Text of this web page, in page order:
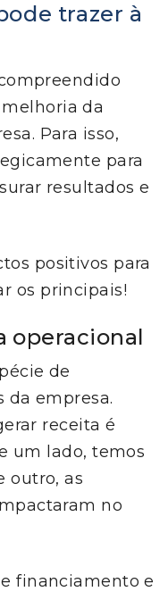
trazer à
da
Para isso,
para
resultados e
positivos para
os principais!
operacional
de
da empresa.
receita é
um lado, temos
outro, as
no
financiamento e